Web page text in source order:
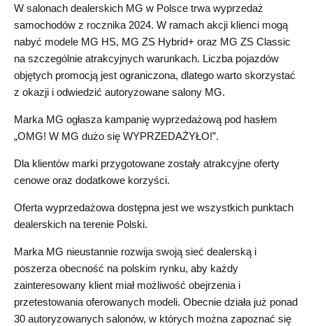
W salonach dealerskich MG w Polsce trwa wyprzedaż
samochodów z rocznika 2024. W ramach akcji klienci mogą
nabyć modele MG HS, MG ZS Hybrid+ oraz MG ZS Classic
na szczególnie atrakcyjnych warunkach. Liczba pojazdów
objętych promocją jest ograniczona, dlatego warto skorzystać
z okazji i odwiedzić autoryzowane salony MG.
Marka MG ogłasza kampanię wyprzedażową pod hasłem
„OMG! W MG dużo się WYPRZEDAŻYŁO!”.
Dla klientów marki przygotowane zostały atrakcyjne oferty
cenowe oraz dodatkowe korzyści.
Oferta wyprzedażowa dostępna jest we wszystkich punktach
dealerskich na terenie Polski.
Marka MG nieustannie rozwija swoją sieć dealerską i
poszerza obecność na polskim rynku, aby każdy
zainteresowany klient miał możliwość obejrzenia i
przetestowania oferowanych modeli. Obecnie działa już ponad
30 autoryzowanych salonów, w których można zapoznać się